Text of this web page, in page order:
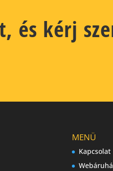
és kérj
MENÜ
Kapcsolat